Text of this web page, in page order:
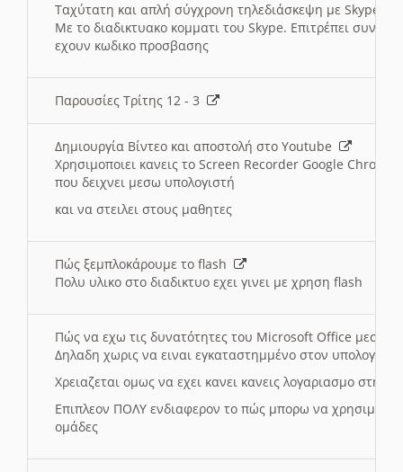
Ταχύτατη και απλή σύγχρονη τηλεδιάσκεψη με Skype
Με το διαδικτυακο κομματι του Skype. Επιτρέπει
εχουν κωδικο προσβασης
Παρουσίες Τρίτης 12 - 3
Δημιουργία Βίντεο και αποστολή στο Youtube
Χρησιμοποιει κανεις το Screen Recorder Google Chrome
που δειχνει μεσω υπολογιστή
και να στειλει στους μαθητες
Πώς ξεμπλοκάρουμε το flash
Πολυ υλικο στο διαδικτυο εχει γινει με χρηση flash
Πώς να εχω τις δυνατότητες του Microsoft Office μεσω
Δηλαδη χωρις να ειναι εγκαταστημμένο στον
Χρειαζεται ομως να εχει κανει κανεις λογαριασμο στη
Επιπλεον ΠΟΛΥ ενδιαφερον το πώς μπορω να
ομάδες